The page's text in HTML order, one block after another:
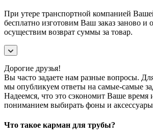
При утере транспортной компанией
бесплатно изготовим Ваш заказ заново
осуществим возврат суммы за товар.
Дорогие друзья!
Вы часто задаете нам разные вопросы.
мы опубликуем ответы на самые-самые
Надеемся, что это сэкономит Ваше время
пониманием выбирать фоны и
Что такое карман для трубы?